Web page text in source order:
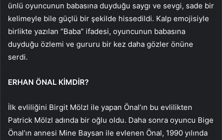
ünlü oyuncunun babasına duyduğu saygı ve sevgi, sade bir
kelimeyle bile güçlü bir şekilde hissedildi. Kalp emojisiyle
birlikte yazılan “Baba” ifadesi, oyuncunun babasına
duyduğu özlemi ve gururu bir kez daha gözler önüne
serdi.
ERHAN ÖNAL KİMDİR?
İlk evliliğini Birgit Mölzl ile yapan Önal’ın bu evlilikten
Patrick Mölzl adında bir oğlu oldu. Daha sonra oyuncu Bige
Önal’ın annesi Mine Baysan ile evlenen Önal, 1990 yılında